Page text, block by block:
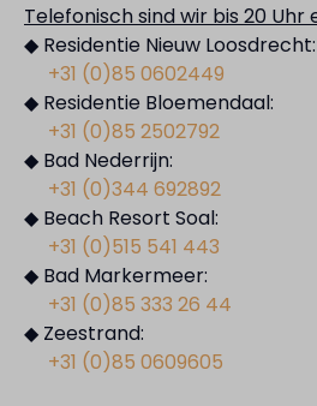
Telefonisch sind wir bis 20 Uhr
◆ Residentie Nieuw Loosdrecht:
+31 (0)85 0602449
◆ Residentie Bloemendaal:
+31 (0)85 2502792
◆ Bad Nederrijn:
+31 (0)344 692892
◆ Beach Resort Soal:
+31 (0)515 541 443
◆ Bad Markermeer:
+31 (0)85 333 26 44
◆ Zeestrand:
+31 (0)85 0609605